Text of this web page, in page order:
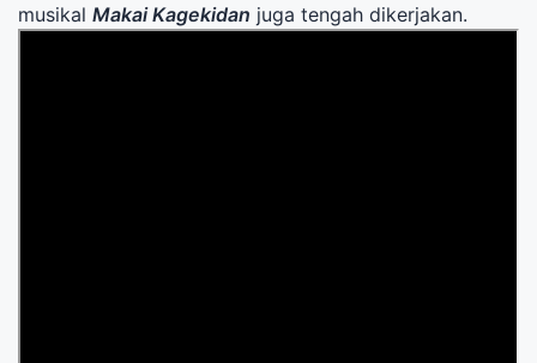
musikal Makai Kagekidan juga tengah dikerjakan.